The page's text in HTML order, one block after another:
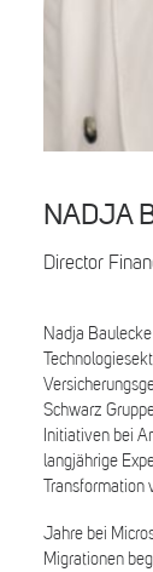
NADJA
Director
Nadja
Schwarz
Initiativen bei
langjährige
Jahre bei
Migrationen